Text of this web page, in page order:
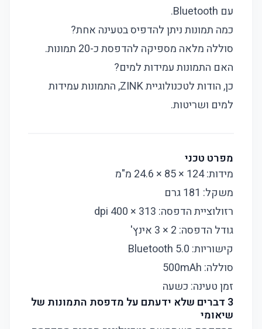
עם Bluetooth.
כמה תמונות ניתן להדפיס בטעינה אחת?
סוללה מלאה מספיקה להדפסת כ-20 תמונות.
האם התמונות עמידות למים?
כן, הודות לטכנולוגיית ZINK, התמונות עמידות
למים ושריטות.
מפרט טכני
מידות: 124 × 85 × 24.6 מ"מ
משקל: 181 גרם
רזולוציית הדפסה: 313 × 400 dpi
גודל הדפסה: 2 × 3 אינץ'
קישוריות: Bluetooth 5.0
סוללה: 500mAh
זמן טעינה: כשעה
3 דברים שלא ידעתם על מדפסת התמונות של
שיאומי